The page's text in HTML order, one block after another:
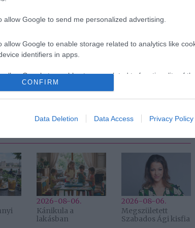
allow Google to send me personalized advertising.
allow Google to enable storage related to analytics like
identifiers in apps.
allow Google to enable storage related to functionality of the
CONFIRM
Data Deletion Data Access Privacy Policy
Pinterest
,Fergie,Josh Duhamel
Következő bejegyzés
2026-08-06.
Kánikula a
lakásban
2026-08-06.
Megszületett
Szabados Ági kisfia